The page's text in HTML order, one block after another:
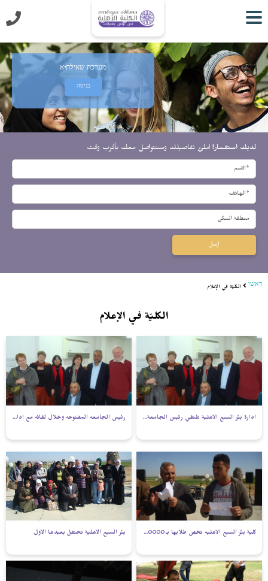
מערכת שאילת"א
כניסה
لديك استفسار! املئ تفاصيلك وسنتواصل معك بأقرب وقت
ارسل
ראשי الكليّة في الإعلام
الكليّة في الإعلام
ادارة بئر السبع الاهلية تلتقي رئيس الجامعة المفتوحة رئيس الجامعه المفتوحه وخلال لقائه مع ادارة الكلية
كلية بئر السبع الاهليه تخص طلابها بـ 50000 شيكل منح بئر السبع الاهلية تحتفل بعيدها الأول